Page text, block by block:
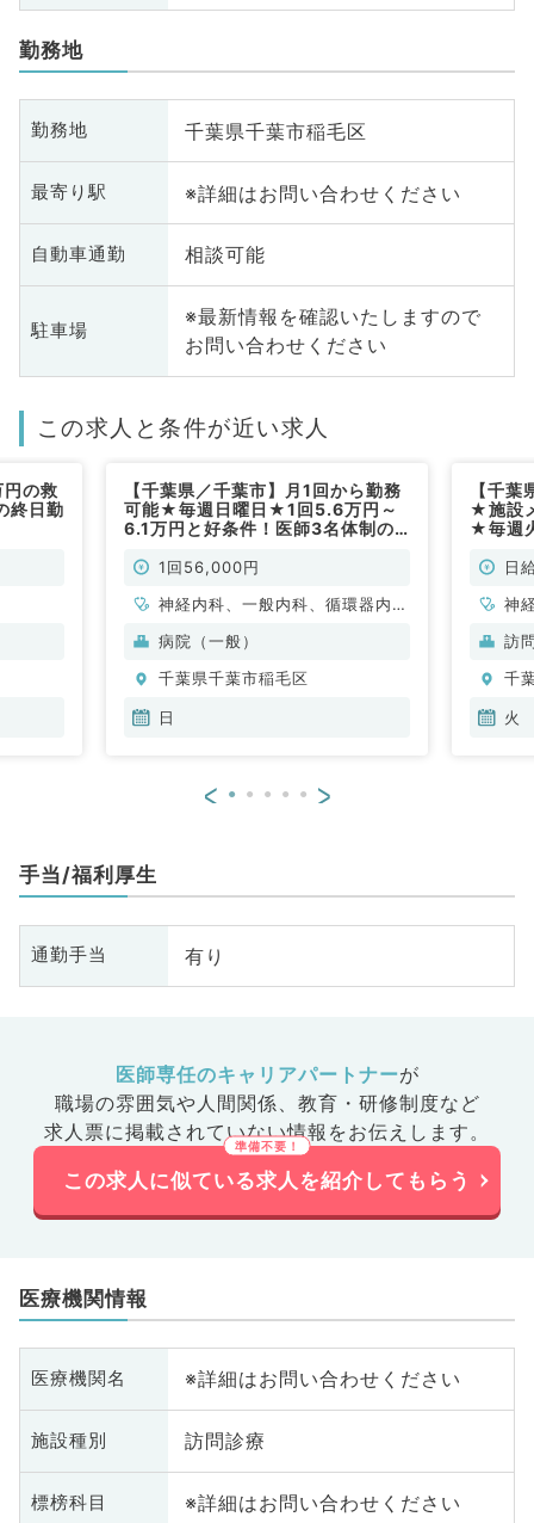
勤務地
勤務地 千葉県千葉市稲毛区
最寄り駅 ※詳細はお問い合わせください
自動車通勤 相談可能
駐車場
※最新情報を確認いたしますので
お問い合わせください
この求人と条件が近い求人
の救
終日勤
【千葉県／千葉市】月1回から勤務
可能★毎週日曜日★1回5.6万円～
6.1万円と好条件！医師3名体制の
能◎（内科系／非常勤）
1回56,000円
神経内科、一般内科、循環器内
科、呼吸器内科、消化器内科、内
内科、血液内科
病院（一般）
千葉県千葉市稲毛区
日
【千
★施設
★毎週
カク日
神
科
内
訪
千
火
< >
手当/福利厚生
通勤手当 有り
医師専任のキャリアパートナーが
職場の雰囲気や人間関係、 教育・研修制度など
求人票に掲載されていない情報をお伝えします。
この求人に似ている求人を紹介してもらう
医療機関情報
医療機関名 ※詳細はお問い合わせください
施設種別 訪問診療
標榜科目 ※詳細はお問い合わせください